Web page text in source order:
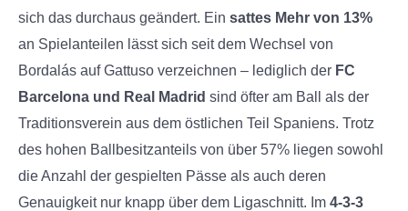
sich das durchaus geändert. Ein sattes Mehr von 13%
an Spielanteilen lässt sich seit dem Wechsel von
Bordalás auf Gattuso verzeichnen – lediglich der FC
Barcelona und Real Madrid sind öfter am Ball als der
Traditionsverein aus dem östlichen Teil Spaniens. Trotz
des hohen Ballbesitzanteils von über 57% liegen sowohl
die Anzahl der gespielten Pässe als auch deren
Genauigkeit nur knapp über dem Ligaschnitt. Im 4-3-3